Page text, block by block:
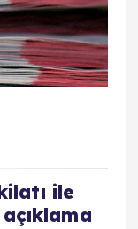
ile